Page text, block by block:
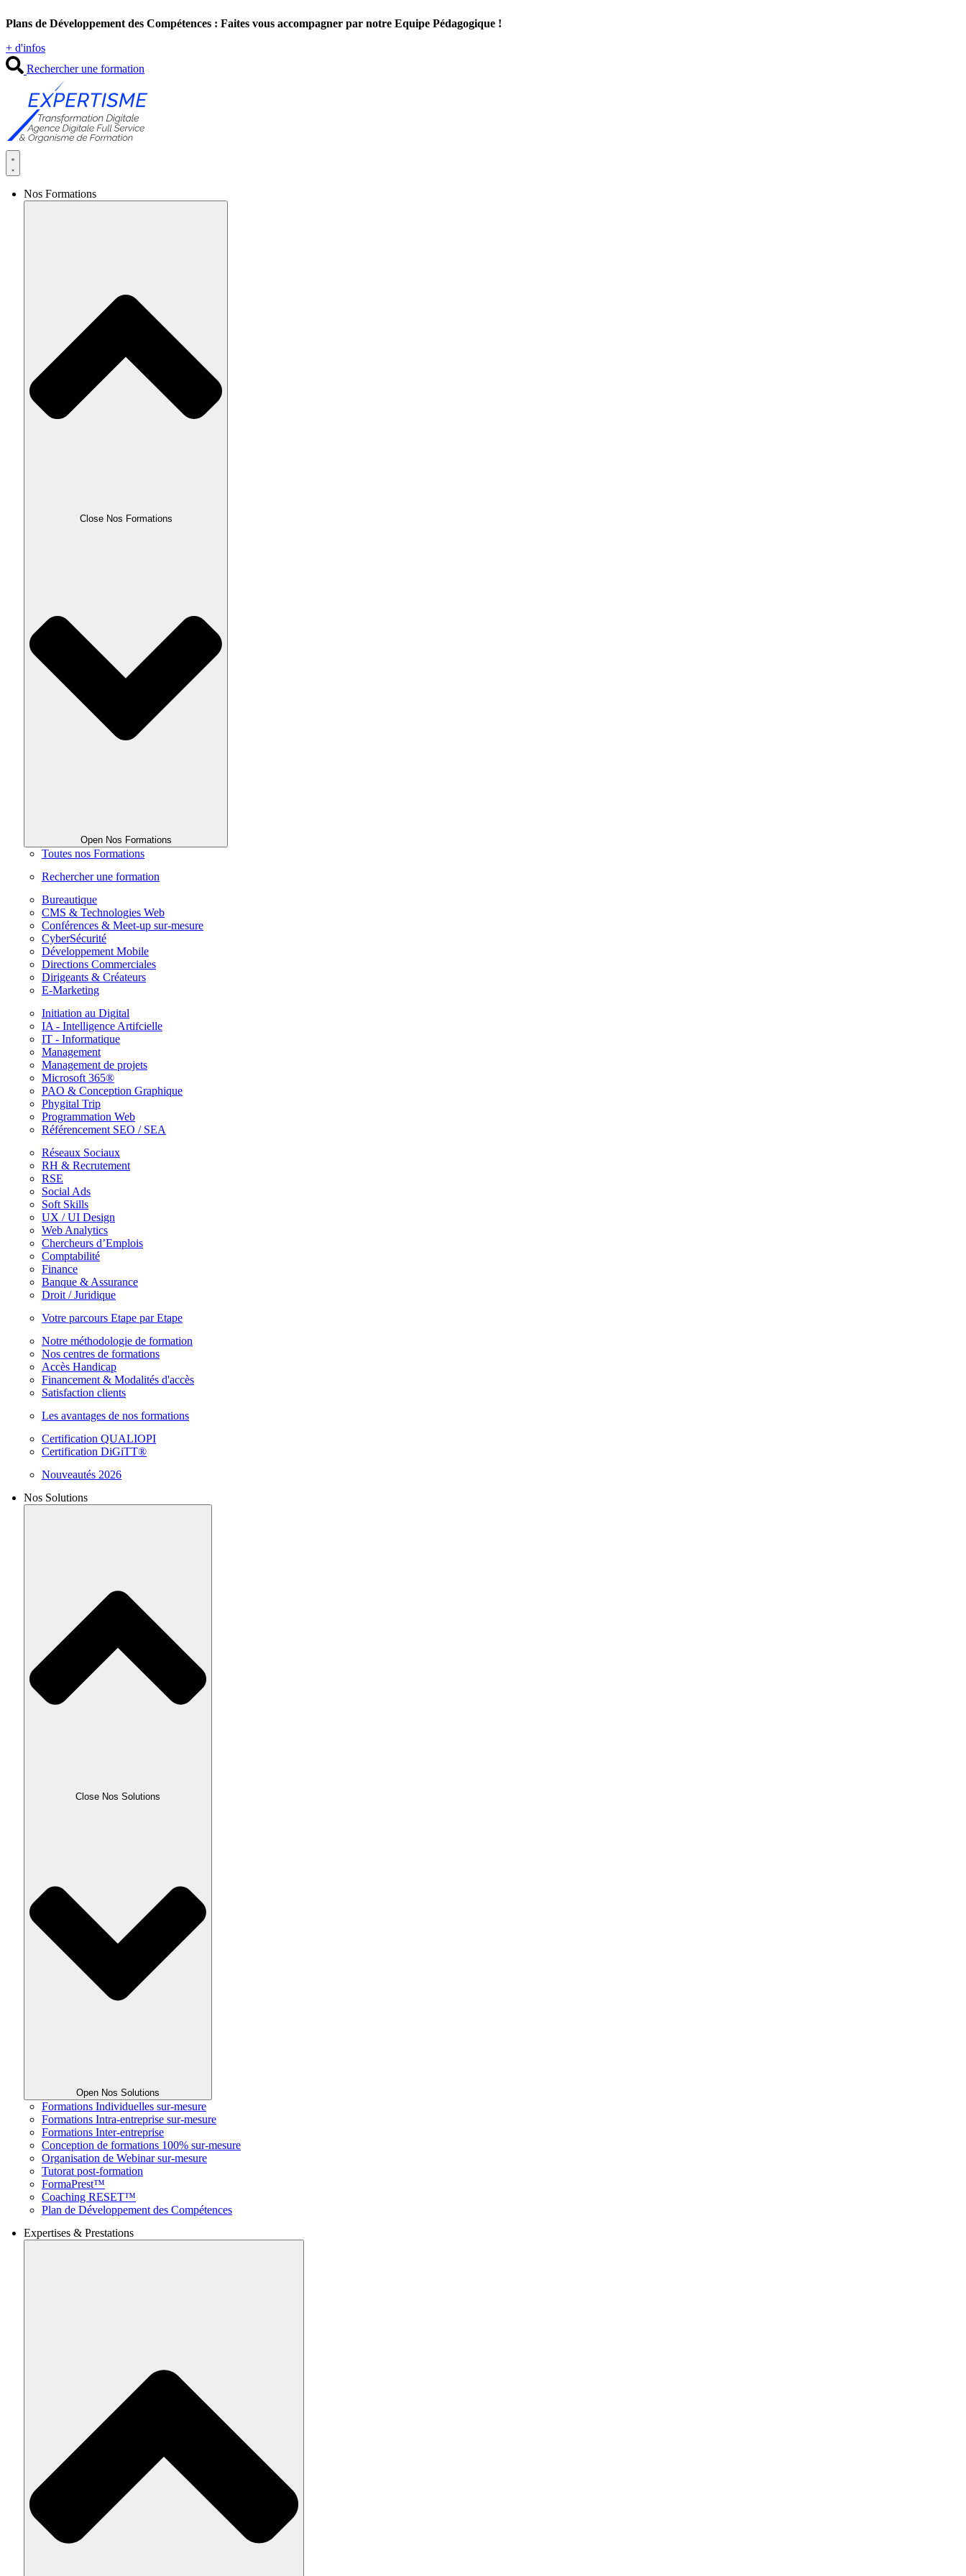
au
Plans de Développement des Compétences : Faites vous accompagner par notre Equipe Pédagogique !
+ d'infos
Rechercher une formation
Nos Formations
Close Nos Formations
Open Nos Formations
Toutes nos Formations
Rechercher une formation
Bureautique
CMS & Technologies Web
Conférences & Meet-up sur-mesure
CyberSécurité
Développement Mobile
Directions Commerciales
Dirigeants & Créateurs
E-Marketing
Initiation au Digital
IA - Intelligence Artifcielle
IT - Informatique
Management
Management de projets
Microsoft 365®
PAO & Conception Graphique
Phygital Trip
Programmation Web
Référencement SEO / SEA
Réseaux Sociaux
RH & Recrutement
RSE
Social Ads
Soft Skills
UX / UI Design
Web Analytics
Chercheurs d’Emplois
Comptabilité
Finance
Banque & Assurance
Droit / Juridique
Votre parcours Etape par Etape
Notre méthodologie de formation
Nos centres de formations
Accès Handicap
Financement & Modalités d'accès
Satisfaction clients
Les avantages de nos formations
Certification QUALIOPI
Certification DiGiTT®
Nouveautés 2026
Nos Solutions
Close Nos Solutions
Open Nos Solutions
Formations Individuelles sur-mesure
Formations Intra-entreprise sur-mesure
Formations Inter-entreprise
Conception de formations 100% sur-mesure
Organisation de Webinar sur-mesure
Tutorat post-formation
FormaPrest™
Coaching RESET™
Plan de Développement des Compétences
Expertises & Prestations